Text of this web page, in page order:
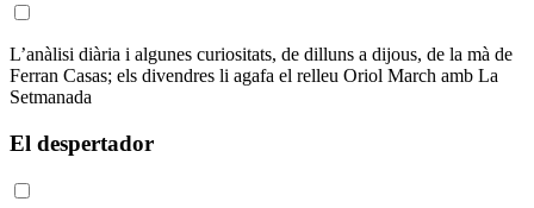
L’anàlisi diària i algunes curiositats, de dilluns a dijous, de la mà de
Ferran Casas; els divendres li agafa el relleu Oriol March amb La
Setmanada
El despertador